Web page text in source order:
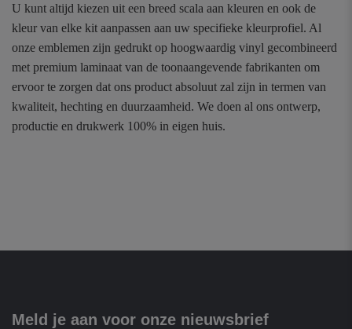
U kunt altijd kiezen uit een breed scala aan kleuren en ook de
kleur van elke kit aanpassen aan uw specifieke kleurprofiel. Al
onze emblemen zijn gedrukt op hoogwaardig vinyl gecombineerd
met premium laminaat van de toonaangevende fabrikanten om
ervoor te zorgen dat ons product absoluut zal zijn in termen van
kwaliteit, hechting en duurzaamheid. We doen al ons ontwerp,
productie en drukwerk 100% in eigen huis.
Meld je aan voor onze nieuwsbrief